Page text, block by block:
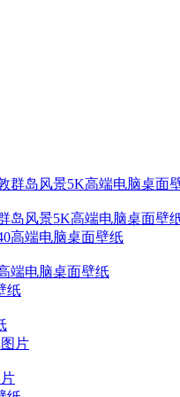
岛风景5K高端电脑桌面壁
端电脑桌面壁纸